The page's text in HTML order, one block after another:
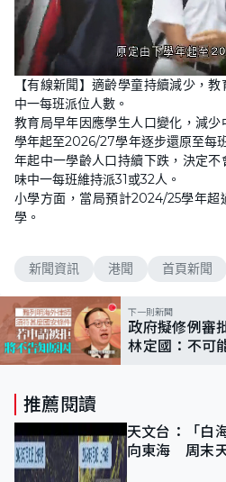
n
m
u
t
e
L
o
a
d
:
6
3
.
3
%
【有線新聞】適齡學童持續減少，
中一每班派位人數。
教育局早年因應學生人口變化，減
學年起至2026/27學年逐步還原至每
年起中一學齡人口持續下跌，決定
味中一每班維持派31或32人。
小學方面，當局預計2024/25學年超
學。
新聞資訊 港聞 首頁新聞
下一則新聞
政府擬修例審
林定國：不可
推薦閱讀
天文台：「白
向東海 周末